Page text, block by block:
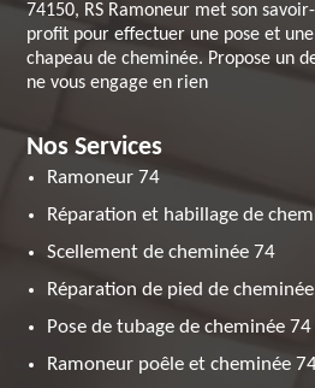
74150, RS Ramoneur met son
profit pour effectuer une pose et
chapeau de cheminée. Propose un
ne vous engage en rien
Nos Services
Ramoneur 74
Réparation et habillage de
Scellement de cheminée 74
Réparation de pied de
Pose de tubage de cheminée 74
Ramoneur poêle et cheminée